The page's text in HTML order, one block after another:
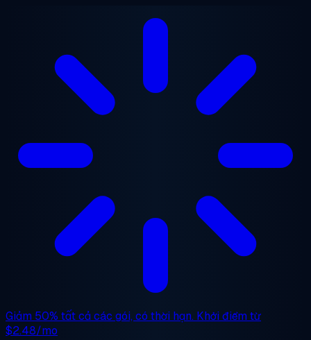
Giảm 50% tất cả các gói, có thời hạn. Khởi điểm từ
$2.48/mo